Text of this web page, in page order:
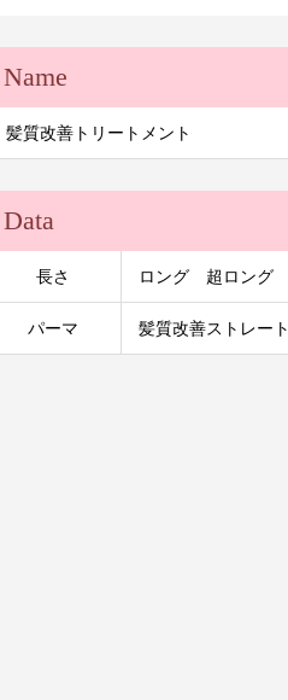
Name
髪質改善トリートメント
Data
長さ ロング 超ロング
パーマ 髪質改善ストレート